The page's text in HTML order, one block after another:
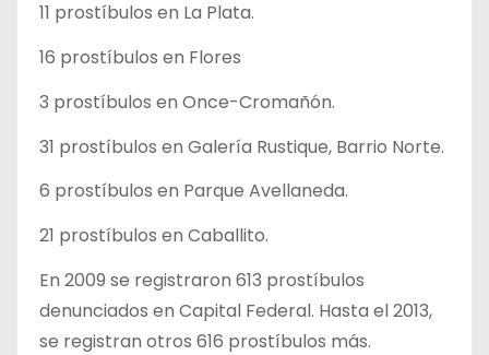
11 prostíbulos en La Plata.
16 prostíbulos en Flores
3 prostíbulos en Once-Cromañón.
31 prostíbulos en Galería Rustique, Barrio Norte.
6 prostíbulos en Parque Avellaneda.
21 prostíbulos en Caballito.
En 2009 se registraron 613 prostíbulos
denunciados en Capital Federal. Hasta el 2013,
se registran otros 616 prostíbulos más.